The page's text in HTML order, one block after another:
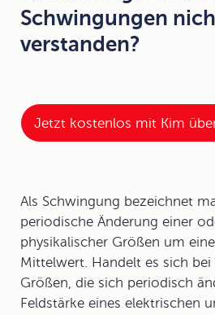
Schwingungen
verstanden?
Jetzt kostenlos mit Kim
Als Schwingung bezeichnet
periodische Änderung einer
physikalischer Größen um
Mittelwert. Handelt es sich bei
Größen, die sich periodisch
Feldstärke eines elektrischen